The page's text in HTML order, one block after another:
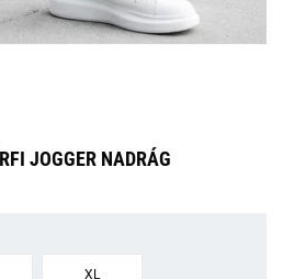
JOGGER NADRÁG
XL